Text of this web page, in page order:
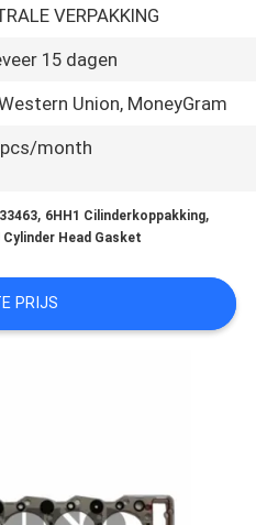
VERPAKKING
15 dagen
Union, MoneyGram
month
, 6HH1 Cilinderkoppakking,
Cylinder Head Gasket
PRIJS